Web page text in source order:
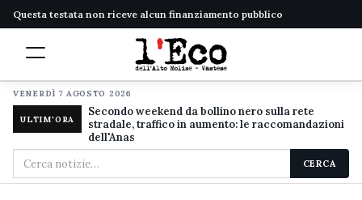
Questa testata non riceve alcun finanziamento pubblico
VENERDÌ 7 AGOSTO 2026
ULTIM'ORA
Secondo weekend da bollino nero sulla rete
stradale, traffico in aumento: le raccomandazioni
dell'Anas
Cerca
nel
CERCA